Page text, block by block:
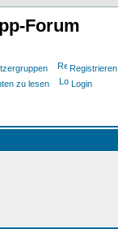
Forum
Registrieren
zu lesen Login